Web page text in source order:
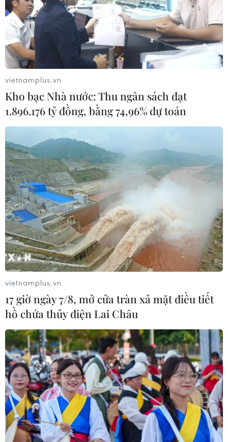
vietnamplus.vn
Kho bạc Nhà nước: Thu ngân sách đạt
1.896.176 tỷ đồng, bằng 74,96% dự toán
vietnamplus.vn
17 giờ ngày 7/8, mở cửa tràn xả mặt điều tiết
hồ chứa thủy điện Lai Châu